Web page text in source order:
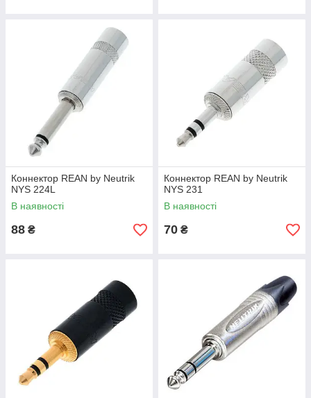
Коннектор REAN by Neutrik
NYS 224L
В наявності
88 ₴
Коннектор REAN by Neutrik
NYS 231
В наявності
70 ₴